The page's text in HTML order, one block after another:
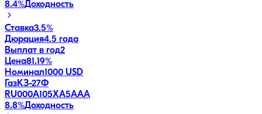
8.4%Доходность
Ставка3.5%
Дюрация4.5 года
Выплат в год2
Цена81.19%
Номинал1000 USD
ГазКЗ-27Ф
RU000A105XA5AAA
8.8%Доходность